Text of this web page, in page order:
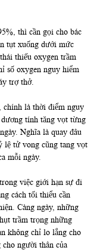
thì cần gọi cho bác
tụt xuống dưới mức
thiếu oxygen trầm
số oxygen nguy hiểm
trợ thở.
chính là thời điểm nguy
tính tăng vọt từng
Nghĩa là quay đâu
lệ tử vong cũng tang vọt
mỗi ngày.
việc giới hạn sự đi
cách tối thiểu cần
Càng ngày, những
trầm trọng những
không chỉ lo lắng cho
người thân của